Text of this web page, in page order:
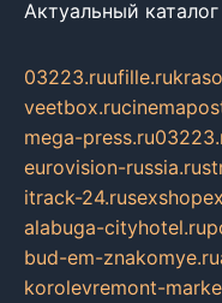
Актуальный
03223.ruufille.ru
veetbox.ru
mega-press.ru
eurovision-russia.ru
itrack-24.ru
alabuga-cityhotel.ru
bud-em-znakomye.ru
korolevremont-